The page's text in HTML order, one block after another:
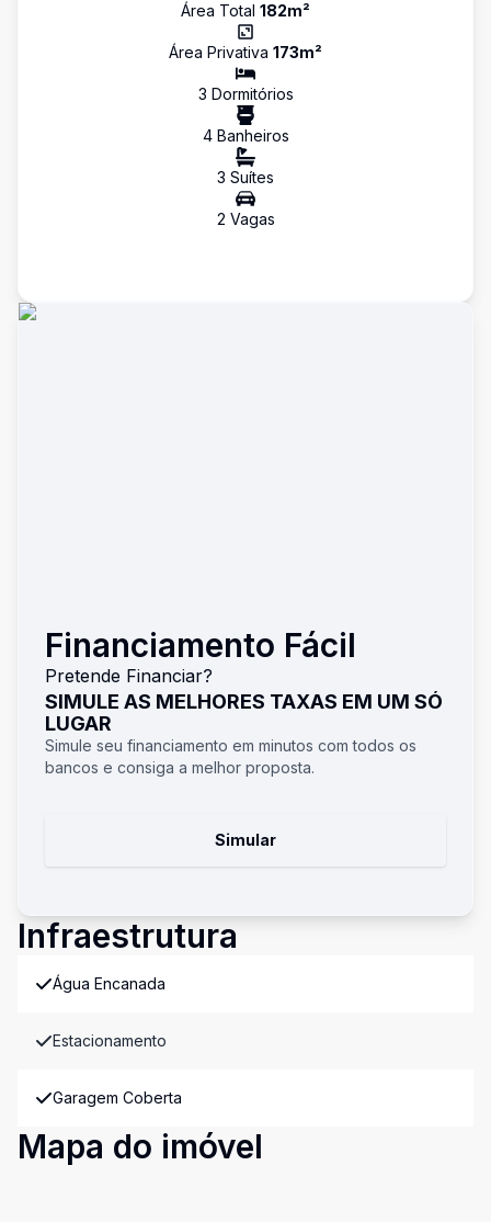
Área Total 182m²
Área Privativa 173m²
3 Dormitórios
4Banheiros
3 Suítes
2 Vagas
Financiamento Fácil
Pretende Financiar?
SIMULE AS MELHORES TAXAS EM UM SÓ
LUGAR
Simule seu financiamento em minutos com todos os
bancos e consiga a melhor proposta.
Simular
Infraestrutura
Água Encanada
Estacionamento
Garagem Coberta
Mapa do imóvel